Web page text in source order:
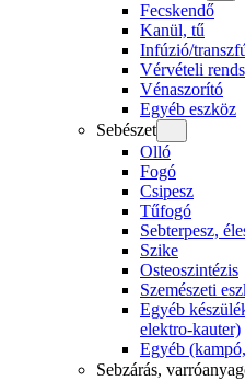
Fecskendő
Kanül, tű
Infúzió/
Vérvételi
Vénaszorító
Egyéb eszköz
Sebészet
Olló
Fogó
Csipesz
Tűfogó
Sebterpesz,
Szike
Osteoszintézis
Szemészeti
Egyéb
elektro-kauter)
Egyéb
Sebzárás,